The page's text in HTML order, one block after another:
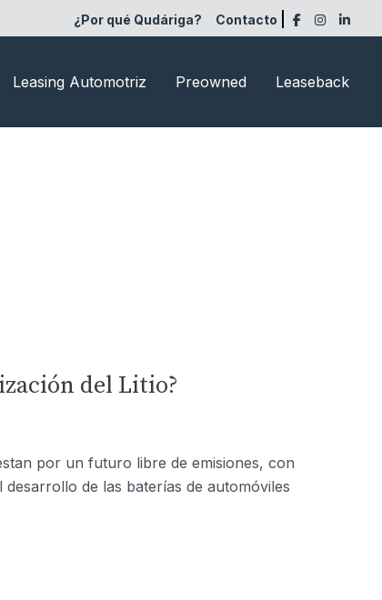
¿Por qué Qudáriga? Contacto
Leasing Automotriz Preowned Leaseback
del Litio?
por un futuro libre de emisiones, con
de las baterías de automóviles